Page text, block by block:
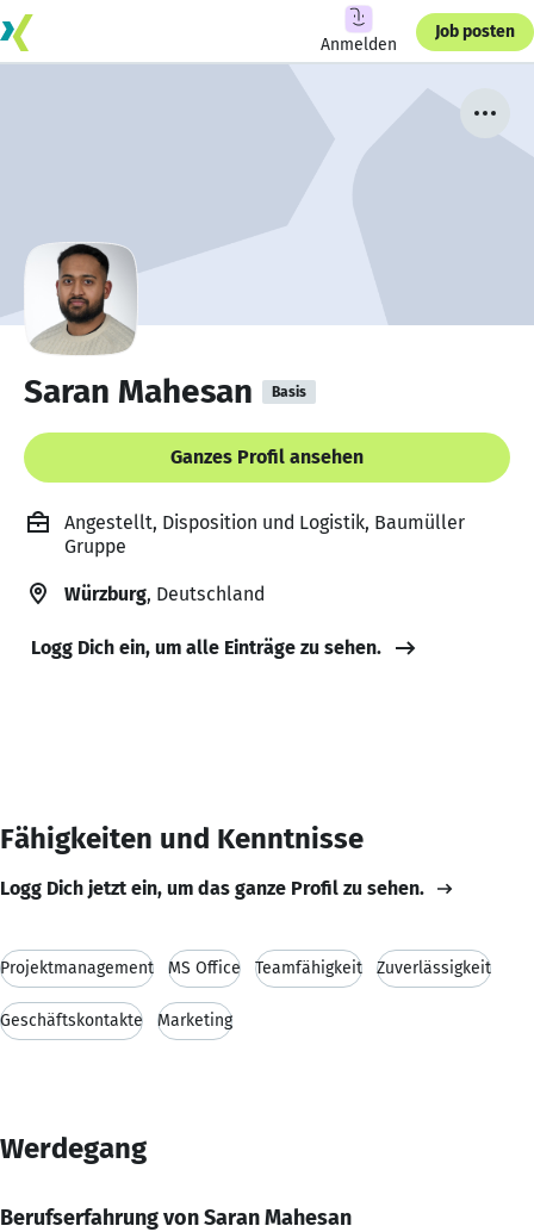
Anmelden
Job posten
Saran Mahesan Basis
Ganzes Profil ansehen
Angestellt, Disposition und Logistik, Baumüller
Gruppe
Würzburg, Deutschland
Logg Dich ein, um alle Einträge zu sehen.
Fähigkeiten und Kenntnisse
Logg Dich jetzt ein, um das ganze Profil zu sehen.
Projektmanagement MS Office Teamfähigkeit Zuverlässigkeit
Geschäftskontakte Marketing
Werdegang
Berufserfahrung von Saran Mahesan